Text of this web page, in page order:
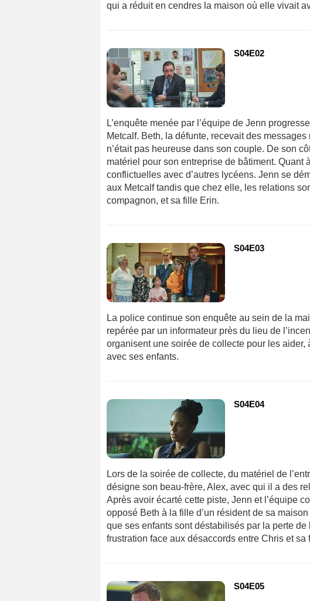
qui a réduit en cendres la maison où elle vivait
S04E02
L’enquête menée par l’équipe de Jenn
Metcalf. Beth, la défunte, recevait des
n’était pas heureuse dans son couple. De son
matériel pour son entreprise de bâtiment. Quant
conflictuelles avec d’autres lycéens. Jenn se
aux Metcalf tandis que chez elle, les relations
compagnon, et sa fille Erin.
S04E03
La police continue son enquête au sein de la
repérée par un informateur près du lieu de
organisent une soirée de collecte pour les
avec ses enfants.
S04E04
Lors de la soirée de collecte, du matériel de
désigne son beau-frère, Alex, avec qui il a des
Après avoir écarté cette piste, Jenn et l’équipe
opposé Beth à la fille d’un résident de sa
que ses enfants sont déstabilisés par la perte
frustration face aux désaccords entre Chris et sa
S04E05